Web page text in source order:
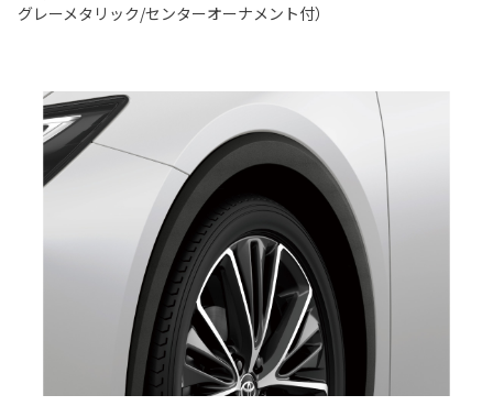
グレーメタリック/センターオーナメント付）